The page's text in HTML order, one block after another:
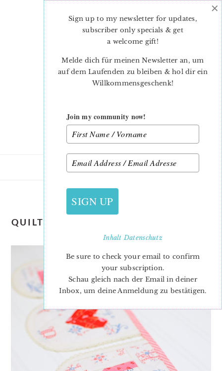
QUILTED HEART BUNTING TUTORIAL
& PATTERN ADD-ON
Sign up to my newsletter for updates,
subscriber only specials & get
a welcome gift!
Melde dich für meinen Newsletter an, um
auf dem Laufenden zu bleiben & hol dir ein
Willkommensgeschenk!
Join my community now!
SIGN UP
InhaltDatenschutz
Be sure to check your email to confirm
your subscription.
Schau gleich nach der Email in deiner
Inbox, um deine Anmeldung zu bestätigen.
×